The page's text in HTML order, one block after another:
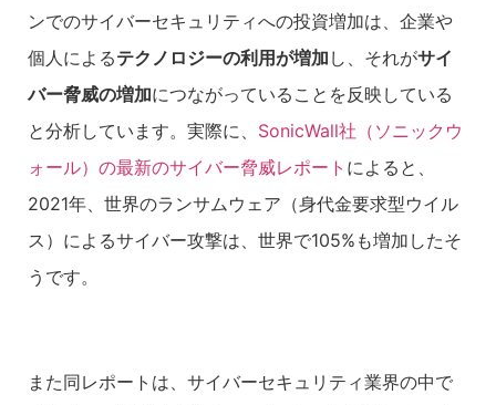
ンでのサイバーセキュリティへの投資増加は、企業や
個人によるテクノロジーの利用が増加 し、それがサイ
バー脅威の増加につながっていることを反映している
と分析しています。実際に、 SonicWall社（ソニックウ
ォール）の最新のサイバー脅威レポート によると、
2021年、世界のランサムウェア（身代金要求型ウイル
ス）によるサイバー攻撃は、世界で105%も増加したそ
うです。
また同レポートは、サイバーセキュリティ業界の中で